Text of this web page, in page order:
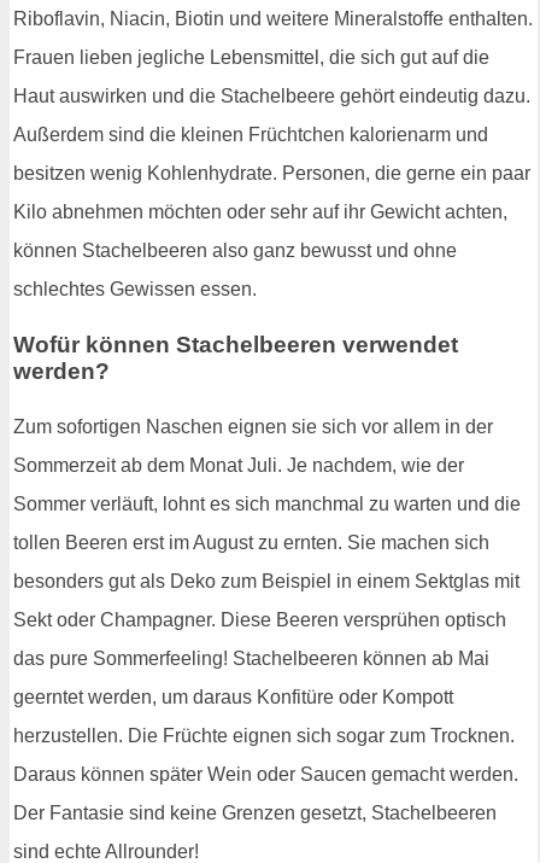
Riboflavin, Niacin, Biotin und weitere Mineralstoffe enthalten.
Frauen lieben jegliche Lebensmittel, die sich gut auf die
Haut auswirken und die Stachelbeere gehört eindeutig dazu.
Außerdem sind die kleinen Früchtchen kalorienarm und
besitzen wenig Kohlenhydrate. Personen, die gerne ein paar
Kilo abnehmen möchten oder sehr auf ihr Gewicht achten,
können Stachelbeeren also ganz bewusst und ohne
schlechtes Gewissen essen.
Wofür können Stachelbeeren verwendet
werden?
Zum sofortigen Naschen eignen sie sich vor allem in der
Sommerzeit ab dem Monat Juli. Je nachdem, wie der
Sommer verläuft, lohnt es sich manchmal zu warten und die
tollen Beeren erst im August zu ernten. Sie machen sich
besonders gut als Deko zum Beispiel in einem Sektglas mit
Sekt oder Champagner. Diese Beeren versprühen optisch
das pure Sommerfeeling! Stachelbeeren können ab Mai
geerntet werden, um daraus Konfitüre oder Kompott
herzustellen. Die Früchte eignen sich sogar zum Trocknen.
Daraus können später Wein oder Saucen gemacht werden.
Der Fantasie sind keine Grenzen gesetzt, Stachelbeeren
sind echte Allrounder!